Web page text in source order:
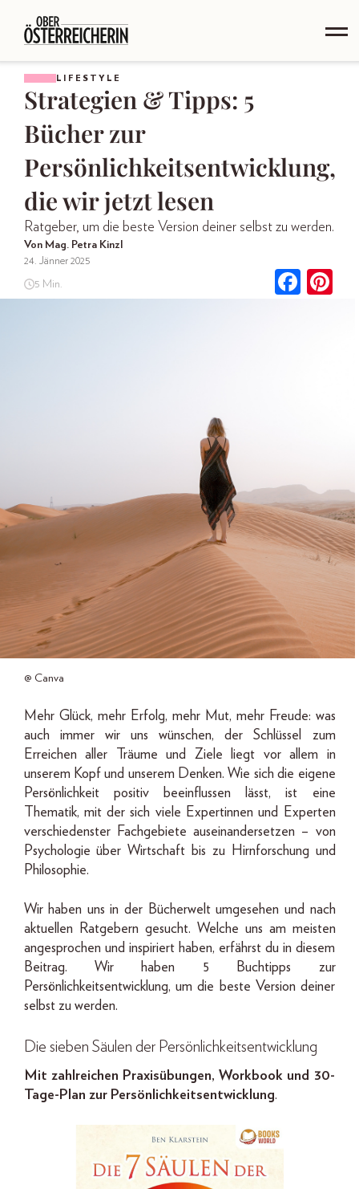
LIFESTYLE
Strategien & Tipps: 5
Bücher zur
Persönlichkeitsentwicklung,
die wir jetzt lesen
Ratgeber, um die beste Version deiner selbst zu werden.
Von Mag. Petra Kinzl
24. Jänner 2025
5 Min.
@ Canva
Mehr Glück, mehr Erfolg, mehr Mut, mehr Freude: was
auch immer wir uns wünschen, der Schlüssel zum
Erreichen aller Träume und Ziele liegt vor allem in
unserem Kopf und unserem Denken. Wie sich die eigene
Persönlichkeit positiv beeinflussen lässt, ist eine
Thematik, mit der sich viele Expertinnen und Experten
verschiedenster Fachgebiete auseinandersetzen – von
Psychologie über Wirtschaft bis zu Hirnforschung und
Philosophie.
Wir haben uns in der Bücherwelt umgesehen und nach
aktuellen Ratgebern gesucht. Welche uns am meisten
angesprochen und inspiriert haben, erfährst du in diesem
Beitrag. Wir haben 5 Buchtipps zur
Persönlichkeitsentwicklung, um die beste Version deiner
selbst zu werden.
Die sieben Säulen der Persönlichkeitsentwicklung
Mit zahlreichen Praxisübungen, Workbook und 30-
Tage-Plan zur Persönlichkeitsentwicklung.